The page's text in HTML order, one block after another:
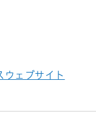
ウェブサイト